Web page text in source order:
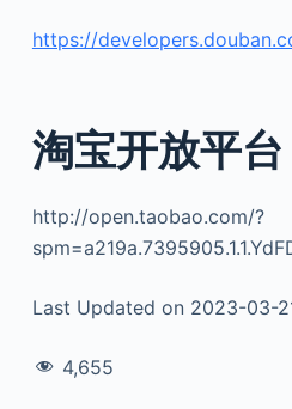
https://
淘宝开放平台
http://open.taobao.com/?
Last Updated on 2023-03-
4,655